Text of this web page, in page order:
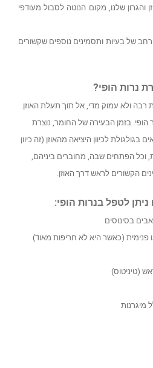
שלנו, מקום הנוטה לסבול מעודפי
רחב של בעיות ותסמינים נוספים שקשורים
נרות הופי?
רבה ולא עמוק מדי, אל תוך תעלת האוזן.
הופי. בזמן הבעירה של החומר, נוצרת
לכיוון היציאה מהאוזן (זה כיוון
וכל הפתחים שבה, מחוברים ביניהם,
הקשורים לראש דרך האוזן.
לטפל בנרות הופי:
בסינוסים
פנימית (כאשר היא לא חריפות מאוד)
(טיניטוס)
מיגרנות